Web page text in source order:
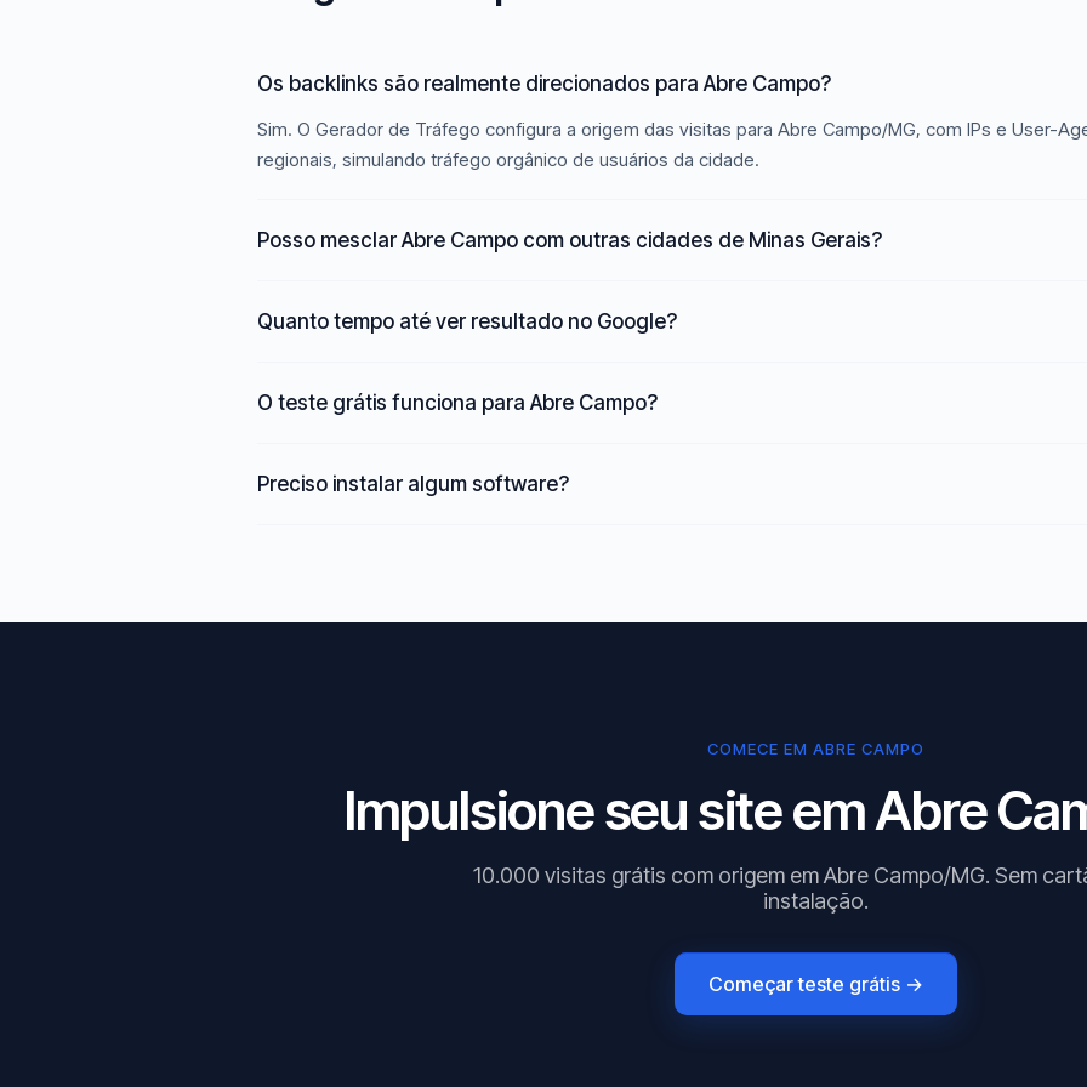
Os backlinks são realmente direcionados para Abre Campo?
Sim. O Gerador de Tráfego configura a origem das visitas para Abre Campo/MG, com IPs e User-
regionais, simulando tráfego orgânico de usuários da cidade.
Posso mesclar Abre Campo com outras cidades de Minas Gerais?
Quanto tempo até ver resultado no Google?
O teste grátis funciona para Abre Campo?
Preciso instalar algum software?
COMECE EM ABRE CAMPO
Impulsione seu site em Abre
10.000 visitas grátis com origem em Abre Campo/MG. Sem
instalação.
Começar teste grátis →